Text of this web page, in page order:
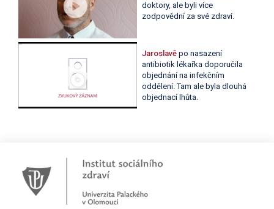
doktory, ale byli více
zodpovědní za své zdraví.
Jaroslavě po nasazení
antibiotik lékařka doporučila
objednání na infekčním
oddělení. Tam ale byla dlouhá
objednací lhůta.